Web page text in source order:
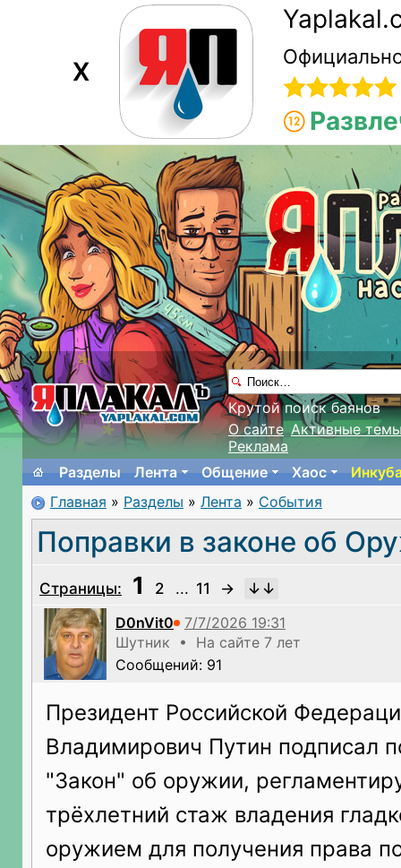
X
Крутой поиск баянов
О сайте Активные
Реклама
Разделы
Лента Общение Хаос
Главная » Разделы » Лента » События
Поправки в законе об
Страницы: 1 2 ... 11
→
D0nVit0
Шутник • На сайте 7 лет
Сообщений: 91
Президент Российской
Владимирович Путин подписал
"Закон" об оружии,
трёхлетний стаж владения
оружием для получения права